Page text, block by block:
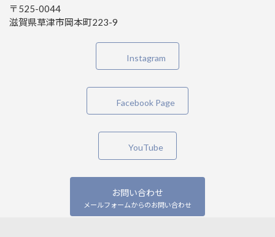
〒525-0044
滋賀県草津市岡本町223-9
Instagram
Facebook Page
YouTube
お問い合わせ
メールフォームからのお問い合わせ